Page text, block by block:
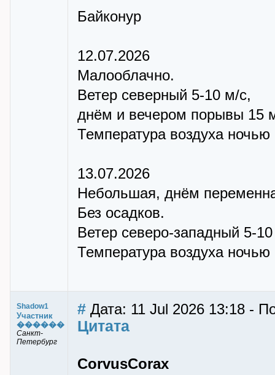
Байконур
12.07.2026
Малооблачно.
Ветер северный 5-10 м/с,
днём и вечером порывы 15
Температура воздуха
13.07.2026
Небольшая, днём
Без осадков.
Ветер северо-западный 5-
Температура воздуха
Shadow1
Участник
������
Санкт-
Петербург
# Дата: 11 Jul 2026 13:18 -
Цитата
CorvusCorax